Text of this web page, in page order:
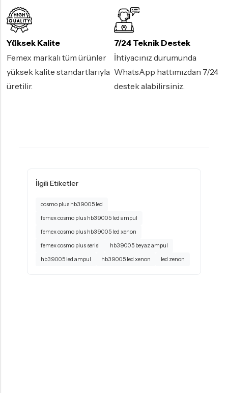
Yüksek Kalite
Femex markalı tüm ürünler
yüksek kalite standartlarıyla
üretilir.
7/24 Teknik Destek
İhtiyacınız durumunda
WhatsApp hattımızdan 7/24
destek alabilirsiniz.
İlgili Etiketler
cosmo plus hb3 9005 led
femex cosmo plus hb3 9005 led ampul
femex cosmo plus hb3 9005 led xenon
femex cosmo plus serisi
hb3 9005 beyaz ampul
hb3 9005 led ampul
hb3 9005 led xenon led zenon